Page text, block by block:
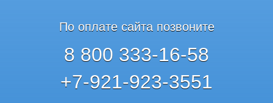
По оплате сайта позвоните
8 800 333-16-58
+7-921-923-3551